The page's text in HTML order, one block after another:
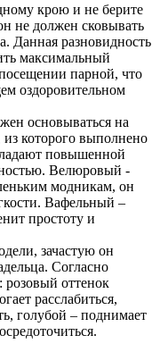
крою и не берите
не должен сковывать
Данная разновидность
максимальный
парной, что
оздоровительном
основываться на
которого выполнено
повышенной
Велюровый -
модникам, он
Вафельный –
простоту и
зачастую он
Согласно
розовый оттенок
расслабиться,
голубой – поднимает